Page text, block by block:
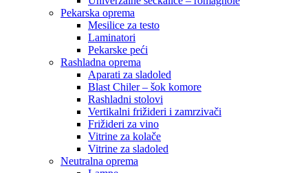
Pekarska oprema
Mesilice za testo
Laminatori
Pekarske peći
Rashladna oprema
Aparati za sladoled
Blast Chiler – šok komore
Rashladni stolovi
Vertikalni frižideri i zamrzivači
Frižideri za vino
Vitrine za kolače
Vitrine za sladoled
Neutralna oprema